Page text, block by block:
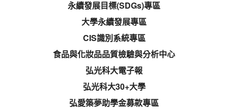
永續發展目標(SDGs)專區
大學永續發展專區
CIS識別系統專區
食品與化妝品品質檢驗與分析中心
弘光科大電子報
弘光科大30+大學
弘愛築夢助學金募款專區